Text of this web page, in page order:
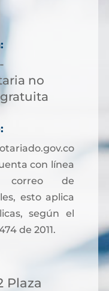
no
con línea
correo de
esto aplica
según el
de 2011.
Plaza